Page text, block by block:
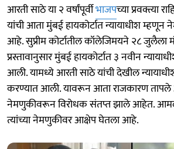
आरती साठे या २ वर्षांपूर्वीभाजपच्या प्रवक्त्या
यांची आता मुंबई हायकोर्टात न्यायाधीश
आहे. सुप्रीम कोर्टातील कॉलेजिमयने २८
प्रस्तावानुसार मुंबई हायकोर्टात ३ नवीन
आली. यामध्ये आरती साठे यांची देखील
करण्यात आली. यावरून आता राजकारण तापले
नेमणुकीवरून विरोधक संतप्त झाले आहेत.
त्यांच्या नेमणुकीवर आक्षेप घेतला आहे.